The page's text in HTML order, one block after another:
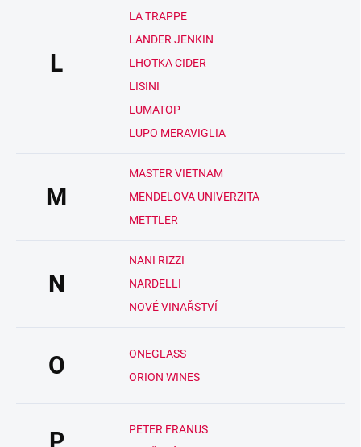
L
LA TRAPPE
LANDER JENKIN
LHOTKA CIDER
LISINI
LUMATOP
LUPO MERAVIGLIA
M
MASTER VIETNAM
MENDELOVA UNIVERZITA
METTLER
N
NANI RIZZI
NARDELLI
NOVÉ VINAŘSTVÍ
O
ONEGLASS
ORION WINES
P
PETER FRANUS